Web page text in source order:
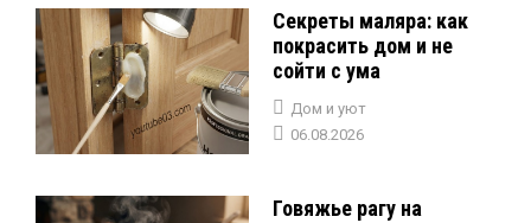
Секреты маляра: как
покрасить дом и не
сойти с ума
Дом и уют
06.08.2026
Говяжье рагу на